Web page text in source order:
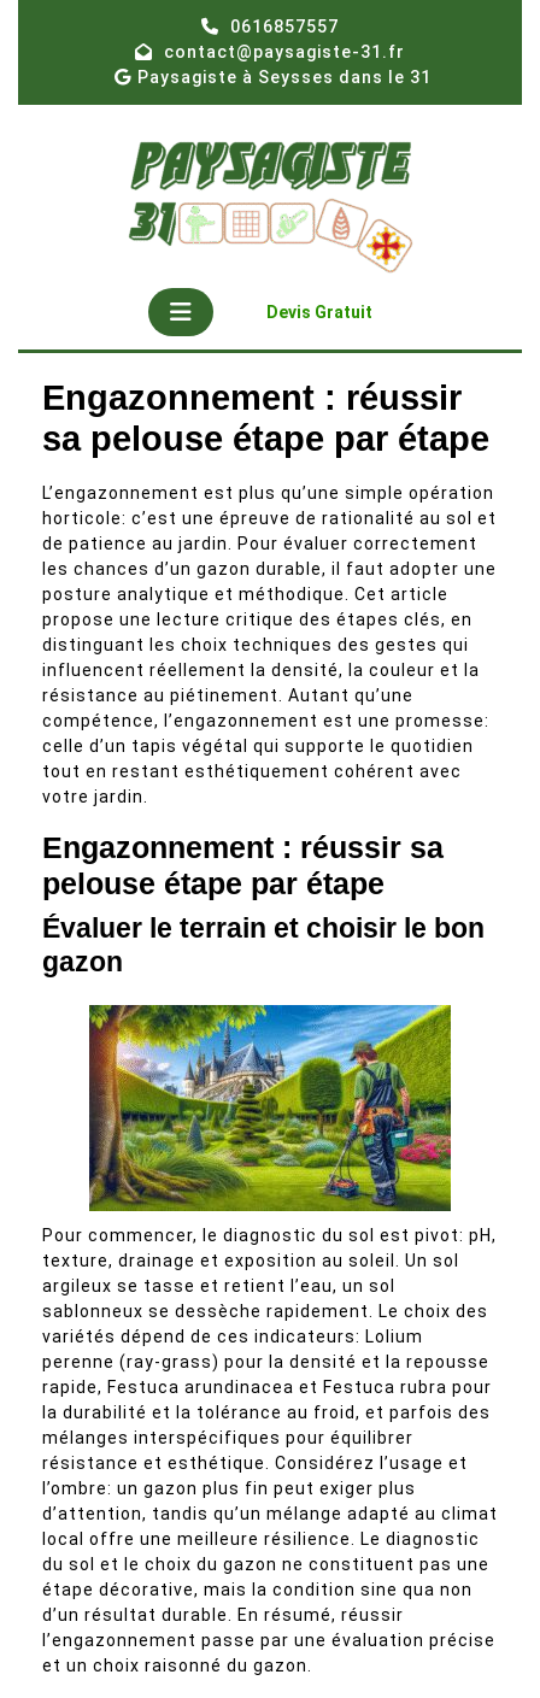
0616857557
contact@paysagiste-31.fr
Paysagiste à Seysses dans le 31
OpenDevis Gratuit
Engazonnement : réussir
sa pelouse étape par étape
L’engazonnement est plus qu’une simple opération
horticole: c’est une épreuve de rationalité au sol et
de patience au jardin. Pour évaluer correctement
les chances d’un gazon durable, il faut adopter une
posture analytique et méthodique. Cet article
propose une lecture critique des étapes clés, en
distinguant les choix techniques des gestes qui
influencent réellement la densité, la couleur et la
résistance au piétinement. Autant qu’une
compétence, l’engazonnement est une promesse:
celle d’un tapis végétal qui supporte le quotidien
tout en restant esthétiquement cohérent avec
votre jardin.
Engazonnement : réussir sa
pelouse étape par étape
Évaluer le terrain et choisir le bon
gazon
Pour commencer, le diagnostic du sol est pivot: pH,
texture, drainage et exposition au soleil. Un sol
argileux se tasse et retient l’eau, un sol
sablonneux se dessèche rapidement. Le choix des
variétés dépend de ces indicateurs: Lolium
perenne (ray-grass) pour la densité et la repousse
rapide, Festuca arundinacea et Festuca rubra pour
la durabilité et la tolérance au froid, et parfois des
mélanges interspécifiques pour équilibrer
résistance et esthétique. Considérez l’usage et
l’ombre: un gazon plus fin peut exiger plus
d’attention, tandis qu’un mélange adapté au climat
local offre une meilleure résilience. Le diagnostic
du sol et le choix du gazon ne constituent pas une
étape décorative, mais la condition sine qua non
d’un résultat durable. En résumé, réussir
l’engazonnement passe par une évaluation précise
et un choix raisonné du gazon.